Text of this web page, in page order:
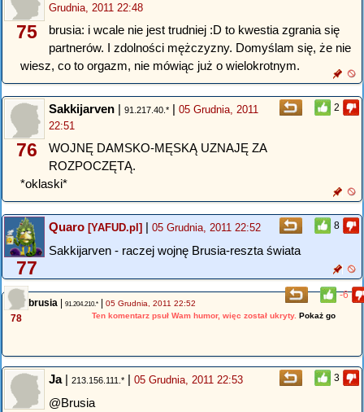
75
Grudnia, 2011 22:48
brusia: i wcale nie jest trudniej :D to kwestia zgrania się
partnerów. I zdolności mężczyzny. Domyślam się, że nie
wiesz, co to orgazm, nie mówiąc już o wielokrotnym.
2
76
Sakkijarven | 91.217.40.* | 05 Grudnia, 2011
22:51
WOJNĘ DAMSKO-MĘSKĄ UZNAJĘ ZA
ROZPOCZĘTĄ.
*oklaski*
8
77
Quaro [YAFUD.pl] | 05 Grudnia, 2011 22:52
Sakkijarven - raczej wojnę Brusia-reszta świata
-6
78
brusia | 91.204.210.* | 05 Grudnia, 2011 22:52
Ten komentarz psuł Wam humor, więc został ukryty. Pokaż go
3
Ja| 213.156.111.* | 05 Grudnia, 2011 22:53
@Brusia